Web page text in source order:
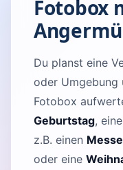
Fotobox
Du planst eine
oder Umgebung
Fotobox
Geburtstag, eine
z.B. einen
oder eine